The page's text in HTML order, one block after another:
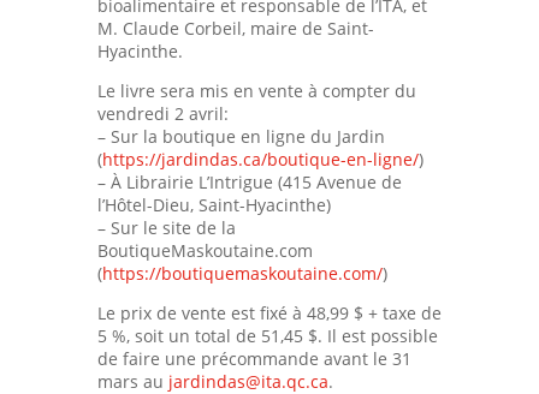
bioalimentaire et responsable de l’ITA, et
M. Claude Corbeil, maire de Saint-
Hyacinthe.
Le livre sera mis en vente à compter du
vendredi 2 avril:
– Sur la boutique en ligne du Jardin
(https://jardindas.ca/boutique-en-ligne/)
– À Librairie L’Intrigue (415 Avenue de
l’Hôtel-Dieu, Saint-Hyacinthe)
– Sur le site de la
BoutiqueMaskoutaine.com
(https://boutiquemaskoutaine.com/)
Le prix de vente est fixé à 48,99 $ + taxe de
5 %, soit un total de 51,45 $. Il est possible
de faire une précommande avant le 31
mars au jardindas@ita.qc.ca.